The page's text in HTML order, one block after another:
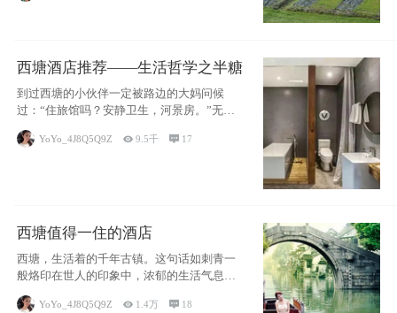
西塘酒店推荐——生活哲学之半糖
到过西塘的小伙伴一定被路边的大妈问候
过：“住旅馆吗？安静卫生，河景房。”无意
YoYo_4J8Q5Q9Z 9.5千  17
西塘值得一住的酒店
西塘，生活着的千年古镇。这句话如刺青一
般烙印在世人的印象中，浓郁的生活气息，
小桥流水
YoYo_4J8Q5Q9Z  1.4万  18